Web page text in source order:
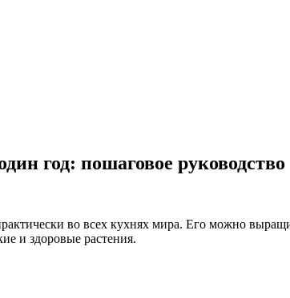
год: пошаговое руководство
во всех кухнях мира. Его можно
и здоровые растения.